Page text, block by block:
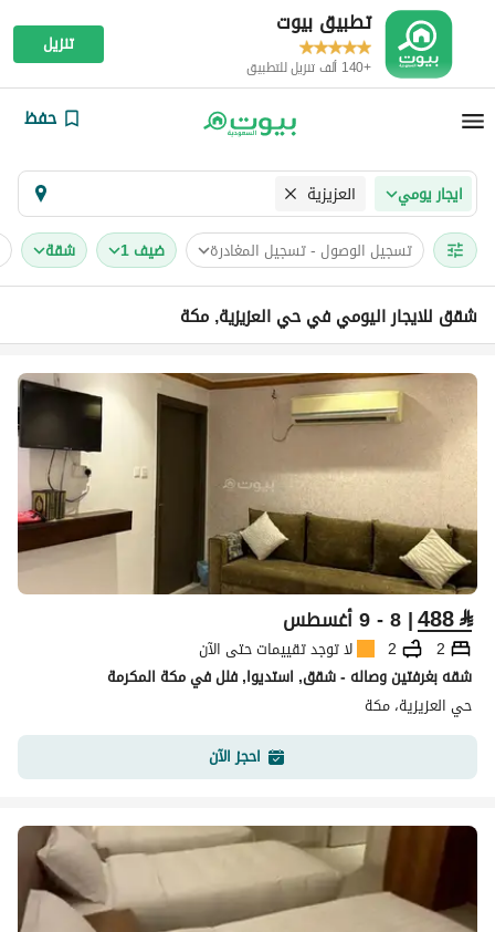
تطبيق بيوت
+140 ألف تنزيل للتطبيق
تنزيل
حفظ
ايجار يومي العزيزية
تسجيل الوصول - تسجيل المغادرة ضيف 1 شقة
شقق للايجار اليومي في حي العزيزية, مكة
⃁
488| 8 - 9 أغسطس
2
2
لا توجد تقييمات حتى الآن
شقه بغرفتين وصاله - شقق, استديوا, فلل في مكة المكرمة
حي العزيزية، مكة
احجز الآن